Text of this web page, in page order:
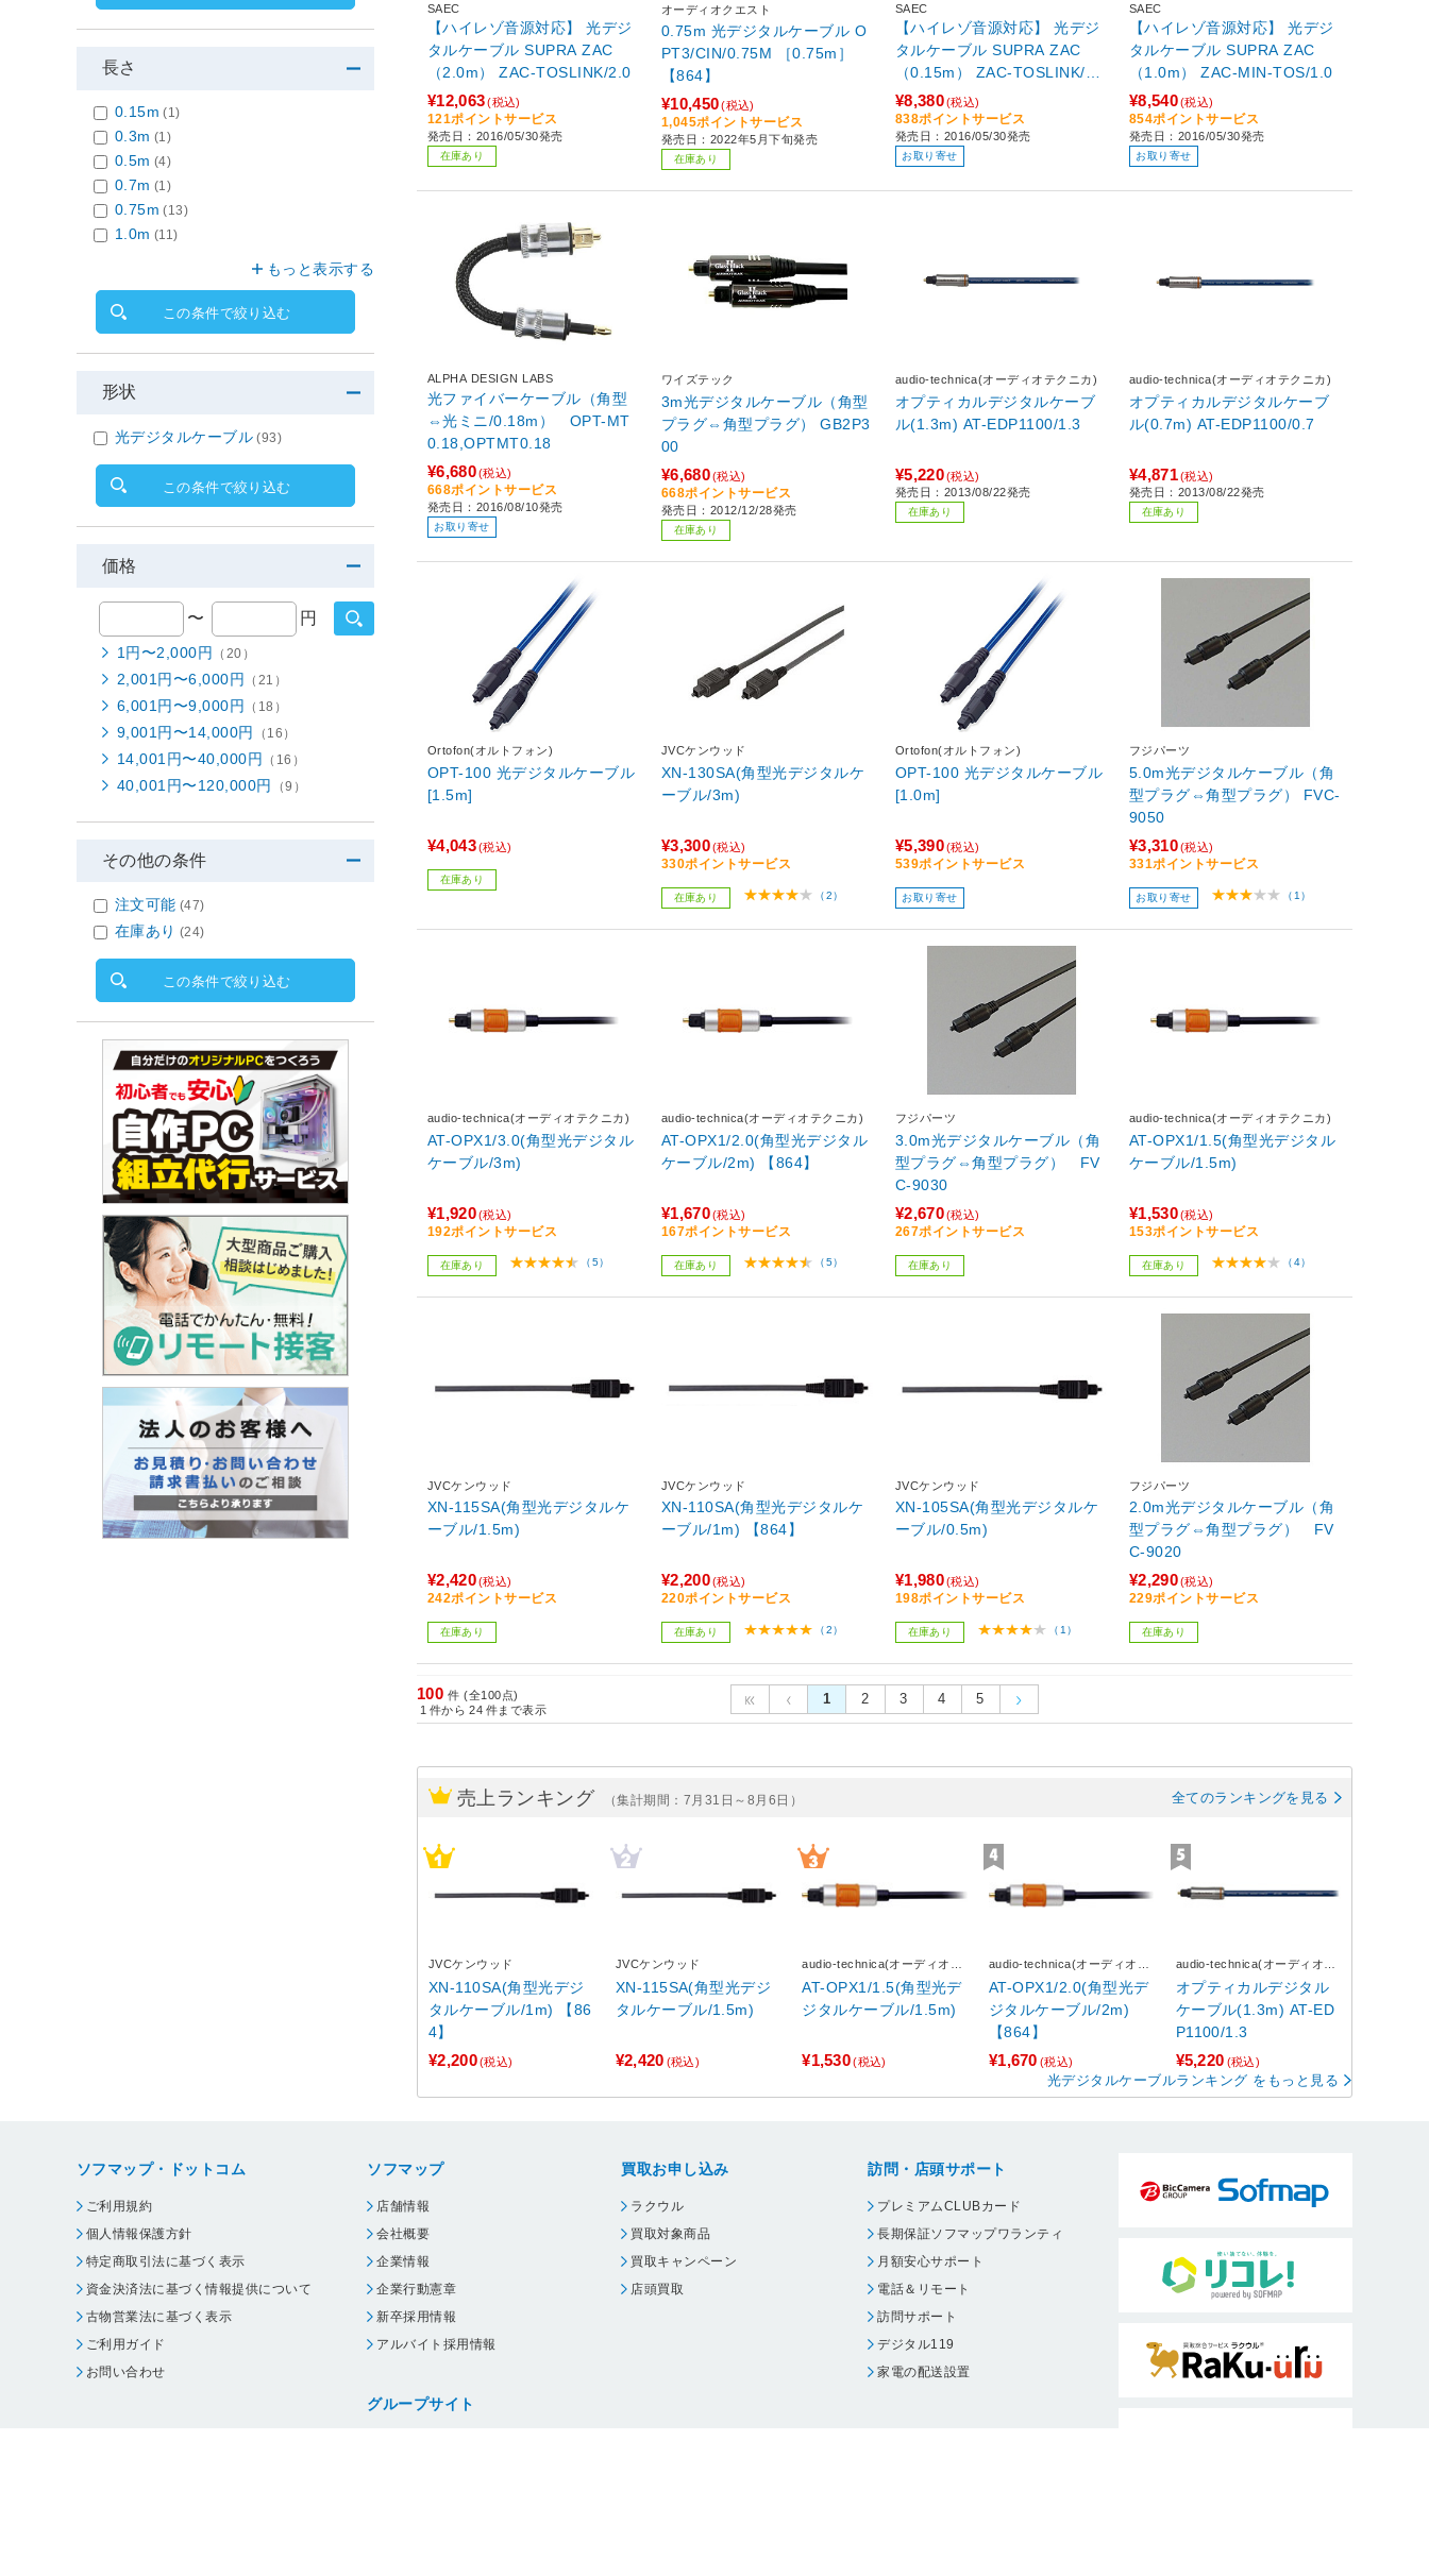
SAEC
【ハイレゾ音源対応】 光デジ
タルケーブル SUPRA ZAC
（2.0m） ZAC-TOSLINK/2.0
¥12,063(税込)
121ポイントサービス
発売日：2016/05/30発売
在庫あり
オーディオクエスト
0.75m 光デジタルケーブル O
PT3/CIN/0.75M ［0.75m］
【864】
¥10,450(税込)
1,045ポイントサービス
発売日：2022年5月下旬発売
在庫あり
SAEC
【ハイレゾ音源対応】 光デジ
タルケーブル SUPRA ZAC
（0.15m） ZAC-TOSLINK/0.
15
¥8,380(税込)
838ポイントサービス
発売日：2016/05/30発売
お取り寄せ
SAEC
【ハイレゾ音源対応】 光デジ
タルケーブル SUPRA ZAC
（1.0m） ZAC-MIN-TOS/1.0
¥8,540(税込)
854ポイントサービス
発売日：2016/05/30発売
お取り寄せ
ALPHA DESIGN LABS
光ファイバーケーブル（角型
⇔光ミニ/0.18m） OPT-MT
0.18,OPTMT0.18
¥6,680(税込)
668ポイントサービス
発売日：2016/08/10発売
お取り寄せ
ワイズテック
3m光デジタルケーブル（角型
プラグ⇔角型プラグ） GB2P3
00
¥6,680(税込)
668ポイントサービス
発売日：2012/12/28発売
在庫あり
audio-technica(オーディオテクニカ)
オプティカルデジタルケーブ
ル(1.3m) AT-EDP1100/1.3
¥5,220(税込)
発売日：2013/08/22発売
在庫あり
audio-technica(オーディオテクニカ)
オプティカルデジタルケーブ
ル(0.7m) AT-EDP1100/0.7
¥4,871(税込)
発売日：2013/08/22発売
在庫あり
Ortofon(オルトフォン)
OPT-100 光デジタルケーブル
[1.5m]
¥4,043(税込)
在庫あり
JVCケンウッド
XN-130SA(角型光デジタルケ
ーブル/3m)
¥3,300(税込)
330ポイントサービス
在庫あり （2）
Ortofon(オルトフォン)
OPT-100 光デジタルケーブル
[1.0m]
¥5,390(税込)
539ポイントサービス
お取り寄せ
フジパーツ
5.0m光デジタルケーブル（角
型プラグ⇔角型プラグ） FVC-
9050
¥3,310(税込)
331ポイントサービス
お取り寄せ （1）
audio-technica(オーディオテクニカ)
AT-OPX1/3.0(角型光デジタル
ケーブル/3m)
¥1,920(税込)
192ポイントサービス
在庫あり （5）
audio-technica(オーディオテクニカ)
AT-OPX1/2.0(角型光デジタル
ケーブル/2m) 【864】
¥1,670(税込)
167ポイントサービス
在庫あり （5）
フジパーツ
3.0m光デジタルケーブル（角
型プラグ⇔角型プラグ） FV
C-9030
¥2,670(税込)
267ポイントサービス
在庫あり
audio-technica(オーディオテクニカ)
AT-OPX1/1.5(角型光デジタル
ケーブル/1.5m)
¥1,530(税込)
153ポイントサービス
在庫あり （4）
JVCケンウッド
XN-115SA(角型光デジタルケ
ーブル/1.5m)
¥2,420(税込)
242ポイントサービス
在庫あり
JVCケンウッド
XN-110SA(角型光デジタルケ
ーブル/1m) 【864】
¥2,200(税込)
220ポイントサービス
在庫あり （2）
JVCケンウッド
XN-105SA(角型光デジタルケ
ーブル/0.5m)
¥1,980(税込)
198ポイントサービス
在庫あり （1）
フジパーツ
2.0m光デジタルケーブル（角
型プラグ⇔角型プラグ） FV
C-9020
¥2,290(税込)
229ポイントサービス
在庫あり
100 件 (全100点)
1 件から 24 件まで表示
1 2 3 4 5
売上ランキング （集計期間：7月31日～8月6日） 全てのランキングを見る
JVCケンウッド
XN-110SA(角型光デジ
タルケーブル/1m) 【86
4】
¥2,200(税込)
JVCケンウッド
XN-115SA(角型光デジ
タルケーブル/1.5m)
¥2,420 (税込)
audio-technica(オーディオテ
クニカ)
AT-OPX1/1.5(角型光デ
ジタルケーブル/1.5m)
¥1,530(税込)
audio-technica(オーディオテ
クニカ)
AT-OPX1/2.0(角型光デ
ジタルケーブル/2m)
【864】
¥1,670 (税込)
audio-technica(オーディオテ
クニカ)
オプティカルデジタル
ケーブル(1.3m) AT-ED
P1100/1.3
¥5,220 (税込)
光デジタルケーブルランキング をもっと見る
長さ
0.15m (1)
0.3m (1)
0.5m (4)
0.7m (1)
0.75m (13)
1.0m (11)
もっと表示する
この条件で絞り込む
形状
光デジタルケーブル (93)
この条件で絞り込む
価格
〜 円
1円〜2,000円 （20）
2,001円〜6,000円 （21）
6,001円〜9,000円 （18）
9,001円〜14,000円 （16）
14,001円〜40,000円 （16）
40,001円〜120,000円 （9）
その他の条件
注文可能 (47)
在庫あり (24)
この条件で絞り込む
ソフマップ・ドットコム
ご利用規約
個人情報保護方針
特定商取引法に基づく表示
資金決済法に基づく情報提供について
古物営業法に基づく表示
ご利用ガイド
お問い合わせ
ソフマップ
店舗情報
会社概要
企業情報
企業行動憲章
新卒採用情報
アルバイト採用情報
グループサイト
買取お申し込み
ラクウル
買取対象商品
買取キャンペーン
店頭買取
訪問・店頭サポート
プレミアムCLUBカード
長期保証ソフマップワランティ
月額安心サポート
電話＆リモート
訪問サポート
デジタル119
家電の配送設置